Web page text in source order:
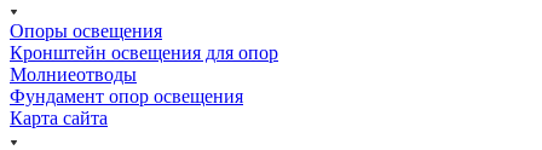
Опоры освещения
Кронштейн освещения для опор
Молниеотводы
Фундамент опор освещения
Карта сайта